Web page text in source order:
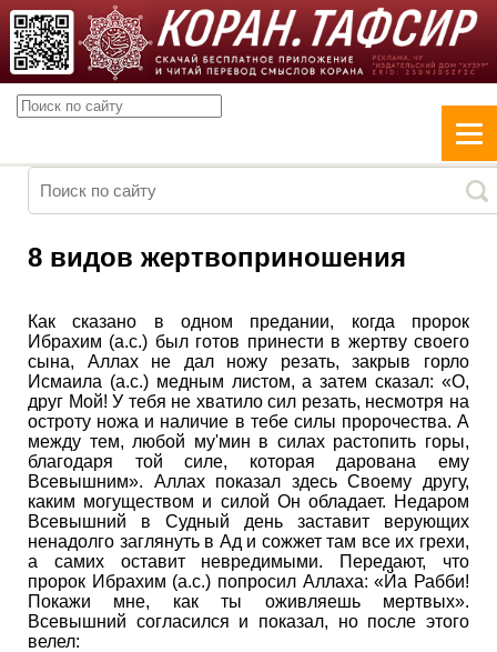
8 видов жертвоприношения
Как сказано в одном предании, когда пророк
Ибрахим (а.с.) был готов принести в жертву своего
сына, Аллах не дал ножу резать, закрыв горло
Исмаила (а.с.) медным листом, а затем сказал: «О,
друг Мой! У тебя не хватило сил резать, несмотря на
остроту ножа и наличие в тебе силы пророчества. А
между тем, любой му'мин в силах растопить горы,
благодаря той силе, которая дарована ему
Всевышним». Аллах показал здесь Своему другу,
каким могуществом и силой Он обладает. Недаром
Всевышний в Судный день заставит верующих
ненадолго заглянуть в Ад и сожжет там все их грехи,
а самих оставит невредимыми. Передают, что
пророк Ибрахим (а.с.) попросил Аллаха: «Йа Рабби!
Покажи мне, как ты оживляешь мертвых».
Всевышний согласился и показал, но после этого
велел: